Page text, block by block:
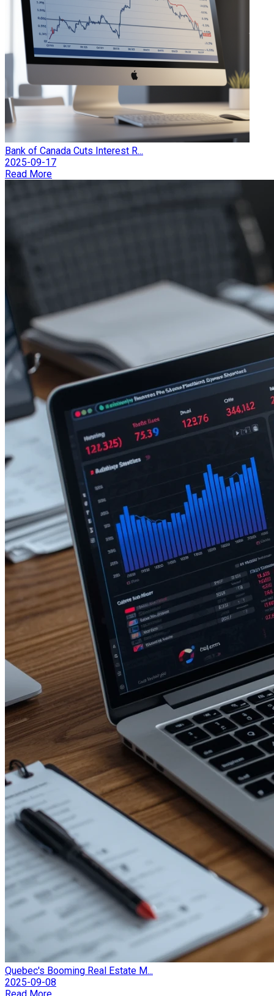
Bank of Canada Cuts Interest R...
2025-09-17
Read More
Quebec's Booming Real Estate M...
2025-09-08